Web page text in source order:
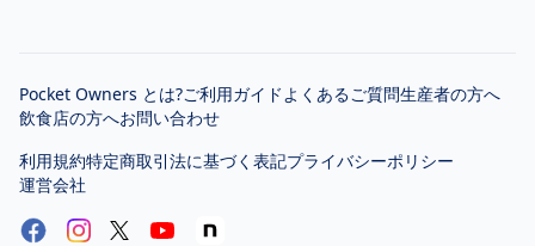
Pocket Owners とは?ご利用ガイドよくあるご質問生産者の方へ
飲食店の方へお問い合わせ
利用規約特定商取引法に基づく表記プライバシーポリシー
運営会社
FacebookInstagram
X YouTube
Note